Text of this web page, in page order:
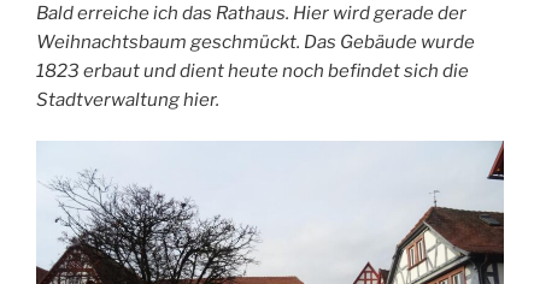
Bald erreiche ich das Rathaus. Hier wird gerade der
Weihnachtsbaum geschmückt. Das Gebäude wurde
1823 erbaut und dient heute noch befindet sich die
Stadtverwaltung hier.